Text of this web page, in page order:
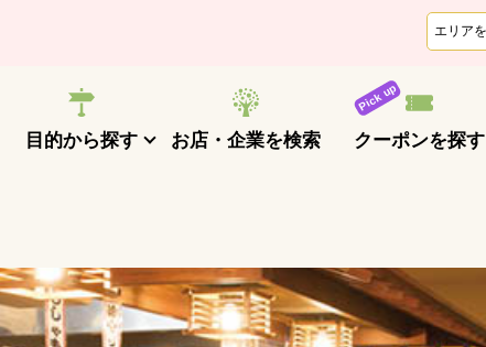
目的から探す お店・企業を検索 クーポンを探す